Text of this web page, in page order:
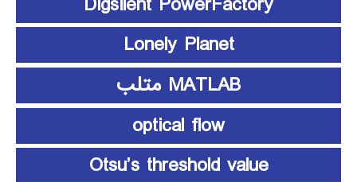
Lonely Planet
MATLAB متلب
optical flow
Otsu’s threshold value